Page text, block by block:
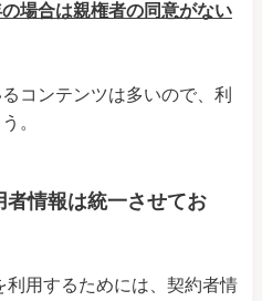
場合は親権者の同意がない
コンテンツは多いので、利
。
情報は統一させてお
用するためには、契約者情